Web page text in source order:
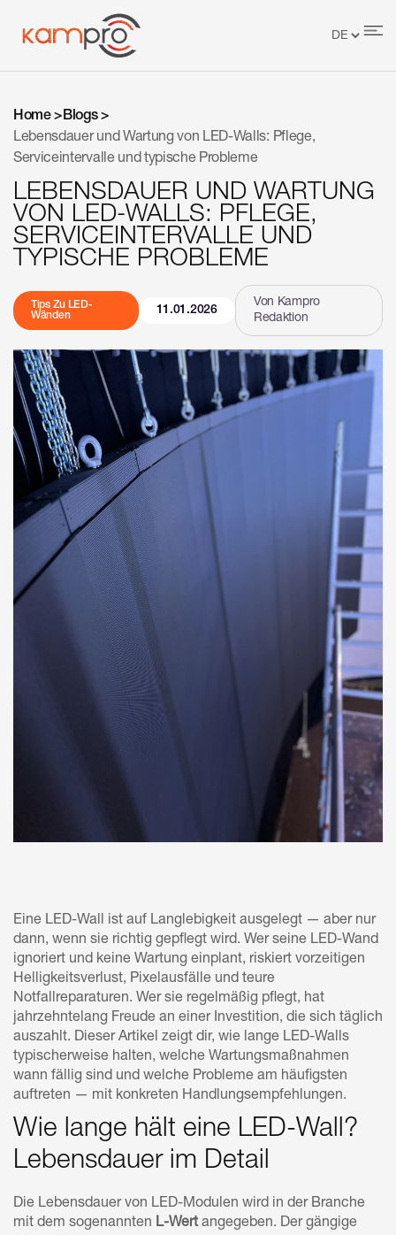
Home >Blogs >
Lebensdauer und Wartung von LED-Walls: Pflege,
Serviceintervalle und typische Probleme
LEBENSDAUER UND WARTUNG
VON LED-WALLS: PFLEGE,
SERVICEINTERVALLE UND
TYPISCHE PROBLEME
Tips Zu LED-
Wänden
11.01.2026
Von Kampro
Redaktion
Eine LED-Wall ist auf Langlebigkeit ausgelegt — aber nur
dann, wenn sie richtig gepflegt wird. Wer seine LED-Wand
ignoriert und keine Wartung einplant, riskiert vorzeitigen
Helligkeitsverlust, Pixelausfälle und teure
Notfallreparaturen. Wer sie regelmäßig pflegt, hat
jahrzehntelang Freude an einer Investition, die sich täglich
auszahlt. Dieser Artikel zeigt dir, wie lange LED-Walls
typischerweise halten, welche Wartungsmaßnahmen
wann fällig sind und welche Probleme am häufigsten
auftreten — mit konkreten Handlungsempfehlungen.
Wie lange hält eine LED-Wall?
Lebensdauer im Detail
Die Lebensdauer von LED-Modulen wird in der Branche
mit dem sogenannten L-Wertangegeben. Der gängige